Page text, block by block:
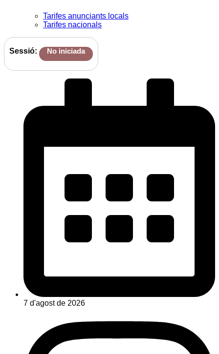
Tarifes anunciants locals
Tarifes nacionals
Sessió: No iniciada
7 d'agost de 2026